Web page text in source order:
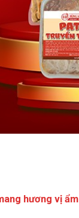
hương vị ẩm